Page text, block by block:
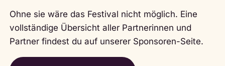
Ohne sie wäre das Festival nicht möglich. Eine
vollständige Übersicht aller Partnerinnen und
Partner findest du auf unserer Sponsoren-Seite.